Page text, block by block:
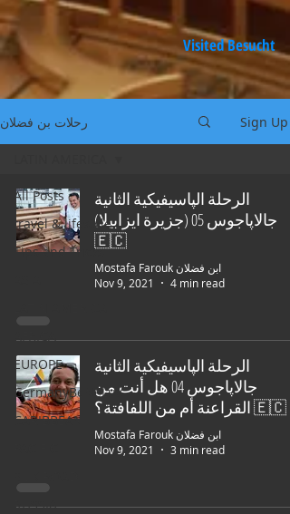
Visited Besucht
رحلات بن فضلان Sign Up
All Posts
travel & lifestyle
Tips and Tricks
AFRICA
EUROPE
GermanyBeNeLux
CARIBBEAN
RUSSIA
الرحلة الپاسيفيكية الثانية
جالاپاجوس 05 (جزيرة ايزابيلا)
🇪🇨
Mostafa Farouk ابن فضلان
Nov 9, 2021
4 min read
الرحلة الپاسيفيكية الثانية
جالاپاجوس 04 هل أنت من
القراعنة أم من اللفافتة؟ 🇪🇨
Mostafa Farouk ابن فضلان
Nov 9, 2021
3 min read